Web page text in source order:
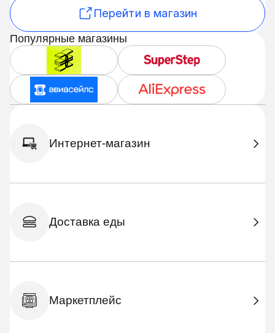
Перейти в магазин
Популярные магазины
Интернет-магазин
Доставка еды
Маркетплейс